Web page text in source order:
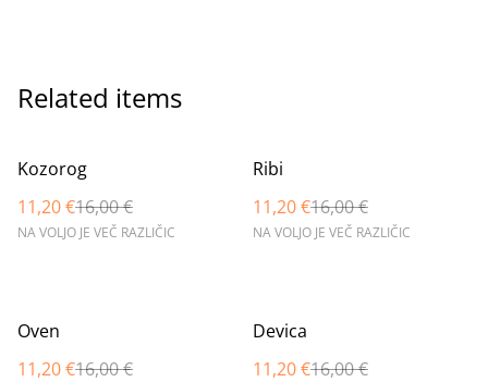
Related items
%
Kozorog
11,20 €16,00 €
NA VOLJO JE VEČ RAZLIČIC
%
Ribi
11,20 €16,00 €
NA VOLJO JE VEČ RAZLIČIC
%
Oven
11,20 €16,00 €
%
Devica
11,20 €16,00 €